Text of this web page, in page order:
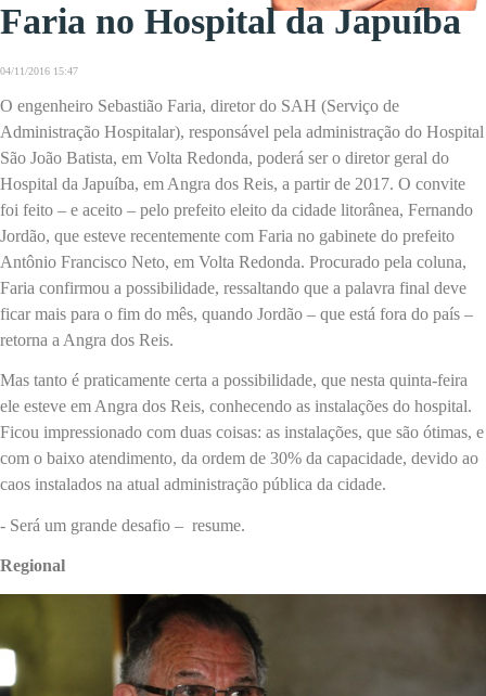
Faria no Hospital da Japuíba
04/11/2016 15:47
O engenheiro Sebastião Faria, diretor do SAH (Serviço de
Administração Hospitalar), responsável pela administração do Hospital
São João Batista, em Volta Redonda, poderá ser o diretor geral do
Hospital da Japuíba, em Angra dos Reis, a partir de 2017. O convite
foi feito – e aceito – pelo prefeito eleito da cidade litorânea, Fernando
Jordão, que esteve recentemente com Faria no gabinete do prefeito
Antônio Francisco Neto, em Volta Redonda. Procurado pela coluna,
Faria confirmou a possibilidade, ressaltando que a palavra final deve
ficar mais para o fim do mês, quando Jordão – que está fora do país –
retorna a Angra dos Reis.
Mas tanto é praticamente certa a possibilidade, que nesta quinta-feira
ele esteve em Angra dos Reis, conhecendo as instalações do hospital.
Ficou impressionado com duas coisas: as instalações, que são ótimas, e
com o baixo atendimento, da ordem de 30% da capacidade, devido ao
caos instalados na atual administração pública da cidade.
- Será um grande desafio – resume.
Regional